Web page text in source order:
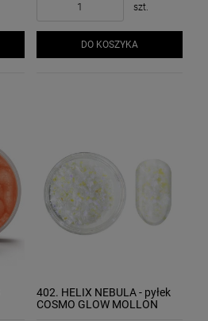
szt.
DO KOSZYKA
402. HELIX NEBULA - pyłek
COSMO GLOW MOLLON